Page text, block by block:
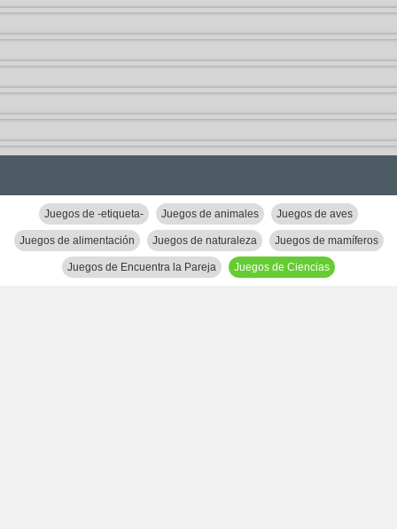
Juegos de -etiqueta- Juegos de animales Juegos de aves
Juegos de alimentación Juegos de naturaleza Juegos de mamíferos
Juegos de Encuentra la Pareja Juegos de Ciencias